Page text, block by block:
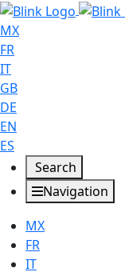
MX
FR
IT
GB
DE
EN
ES
Search
Navigation
MX
FR
IT